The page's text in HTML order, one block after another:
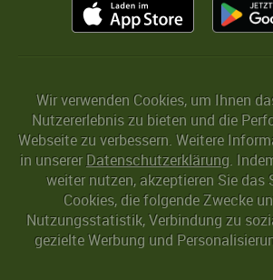
Wir verwenden Cookies, um Ihnen
Nutzererlebnis zu bieten und die
Webseite zu verbessern. Weitere
in unserer Datenschutzerklärung.
weiter nutzen, akzeptieren Sie das
Cookies, die folgende Zwecke
Nutzungsstatistik, Verbindung zu
gezielte Werbung und